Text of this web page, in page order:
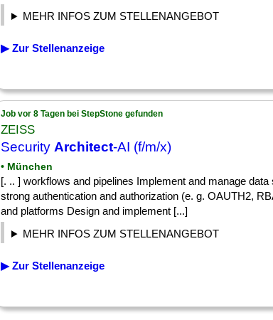
MEHR INFOS ZUM STELLENANGEBOT
▶ Zur Stellenanzeige
Job vor 8 Tagen bei StepStone gefunden
ZEISS
Security Architect-AI (f/m/x)
• München
[. .. ] workflows and pipelines Implement and manage
strong authentication and authorization (e. g. OAUTH2,
and platforms Design and implement [...]
MEHR INFOS ZUM STELLENANGEBOT
▶ Zur Stellenanzeige